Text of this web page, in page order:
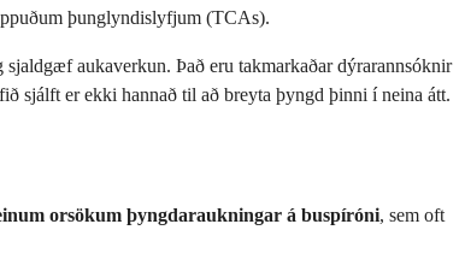
þunglyndislyfjum (TCAs).
aukaverkun. Það eru takmarkaðar dýrarannsóknir
sjálft er ekki hannað til að breyta þyngd þinni í neina átt.
orsökum þyngdaraukningar á buspíróni, sem oft